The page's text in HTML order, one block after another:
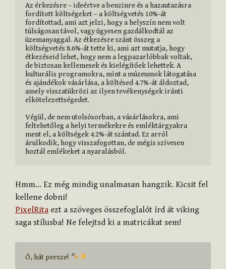
Az érkezésre – ideértve a benzinre és a hazautazásra
fordított költségeket – a költségvetés 10%-át
fordítottad, ami azt jelzi, hogy a helyszín nem volt
túlságosan távol, vagy ügyesen gazdálkodtál az
üzemanyaggal. Az étkezésre szánt összeg a
költségvetés 8.6%-át tette ki, ami azt mutatja, hogy
étkezéseid lehet, hogy nem a legpazarlóbbak voltak,
de biztosan kellemesek és kielégítőek lehettek. A
kulturális programokra, mint a múzeumok látogatása
és ajándékok vásárlása, a költésed 4.7%-át áldoztad,
amely visszatükrözi az ilyen tevékenységek iránti
elkötelezettségedet.
Végül, de nem utolsósorban, a vásárlásokra, ami
feltehetőleg a helyi termékekre és emléktárgyakra
ment el, a költségek 4.2%-át szántad. Ez arról
árulkodik, hogy visszafogottan, de mégis szívesen
hoztál emlékeket a nyaralásból.
Hmm… Ez még mindig unalmasan hangzik. Kicsit fel
kellene dobni!
PixelRita ezt a szöveges összefoglalót írd át viking
saga stílusba! Ne felejtsd ki a matricákat sem!
Ó, hát persze!